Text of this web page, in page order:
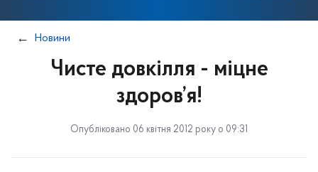
Новини
Чисте довкілля - міцне
здоров’я!
Опубліковано 06 квітня 2012 року о 09:31